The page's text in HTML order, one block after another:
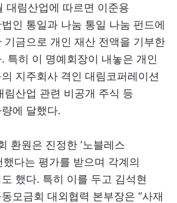
대림산업에 따르면 이준용
인 통일과 나눔 통일 나눔 펀드에
기금으로 개인 재산 전액을 기부한
특히 이 명예회장이 내놓은 개인
지주회사 격인 대림코퍼레이션
림산업 관련 비공개 주식 등
에 달했다.
환원은 진정한 ‘노블레스
했다는 평가를 받으며 각계의
했다. 특히 이를 두고 김석현
모금회 대외협력 본부장은 “사재